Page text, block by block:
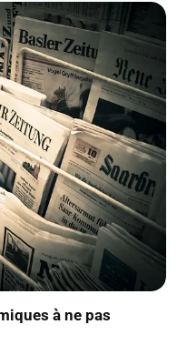
à ne pas